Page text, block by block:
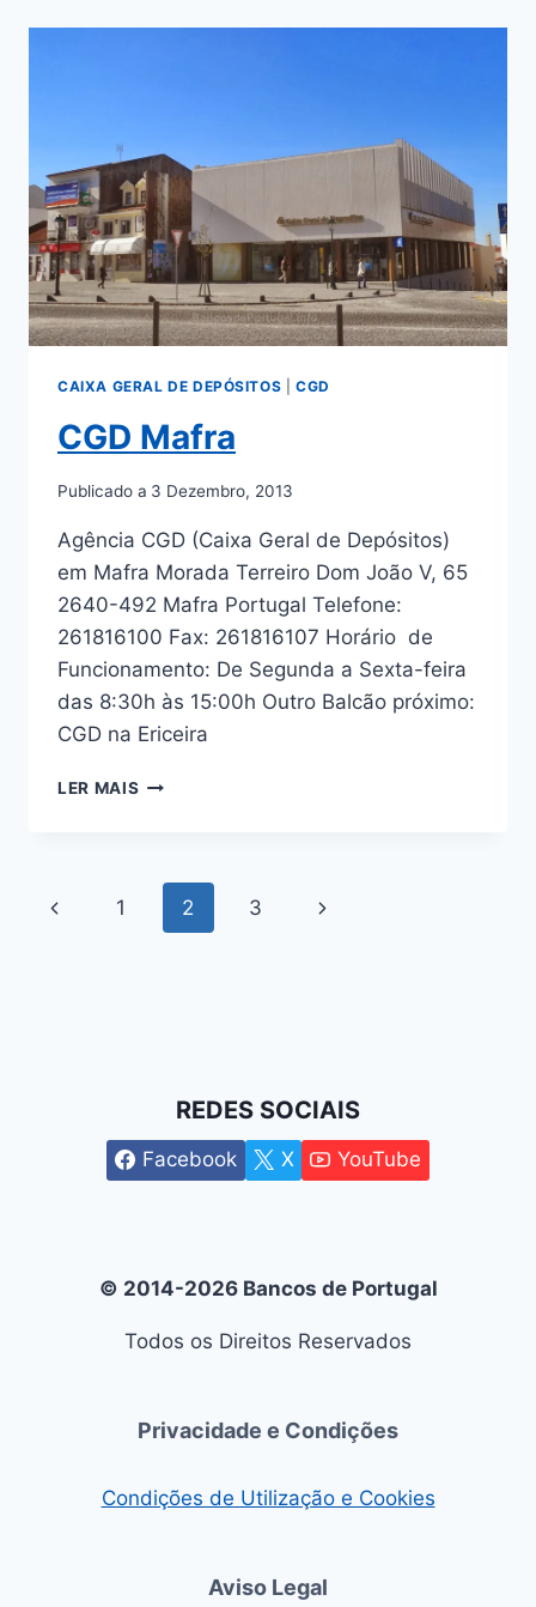
CAIXA GERAL DE DEPÓSITOS |CGD
CGD Mafra
Publicado a 3 Dezembro, 2013
Agência CGD (Caixa Geral de Depósitos)
em Mafra Morada Terreiro Dom João V, 65
2640-492 Mafra Portugal Telefone:
261816100 Fax: 261816107 Horário de
Funcionamento: De Segunda a Sexta-feira
das 8:30h às 15:00h Outro Balcão próximo:
CGD na Ericeira
LER MAIS CGD
Navegação
Previous
1 2 3
Next
REDES SOCIAIS
Facebook X YouTube
© 2014-2026 Bancos de Portugal
Todos os Direitos Reservados
Privacidade e Condições
Condições de Utilização e Cookies
Aviso Legal